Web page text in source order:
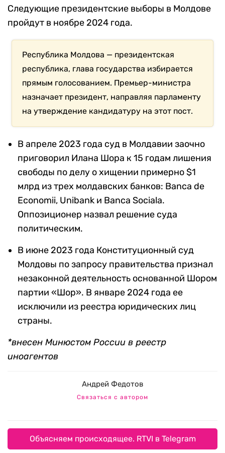
Следующие президентские выборы в Молдове
пройдут в ноябре 2024 года.
Республика Молдова — президентская
республика, глава государства избирается
прямым голосованием. Премьер-министра
назначает президент, направляя парламенту
на утверждение кандидатуру на этот пост.
В апреле 2023 года суд в Молдавии заочно
приговорил Илана Шора к 15 годам лишения
свободы по делу о хищении примерно $1
млрд из трех молдавских банков: Banca de
Economii, Unibank и Banca Sociala.
Оппозиционер назвал решение суда
политическим.
В июне 2023 года Конституционный суд
Молдовы по запросу правительства признал
незаконной деятельность основанной Шором
партии «Шор». В январе 2024 года ее
исключили из реестра юридических лиц
страны.
*внесен Минюстом России в реестр
иноагентов
Андрей Федотов
Связаться с автором
Объясняем происходящее. RTVI в Telegram